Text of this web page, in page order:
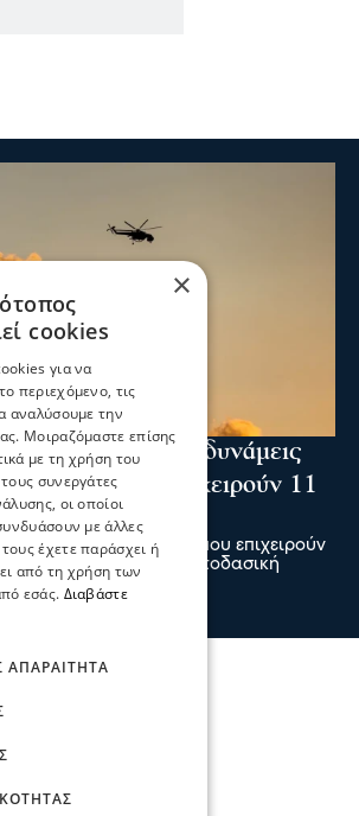
πυροσβεστικές δυνάμεις
Κορινθία - Επιχειρούν 11
δυνάμεις που επιχειρούν
έχει ξεσπάσει σε αγροτοδασική
Στεφάνι Κορίνθου.
×
cookies
για να
περιεχόμενο, τις
αναλύσουμε την
Μοιραζόμαστε επίσης
με τη χρήση του
συνεργάτες
οι οποίοι
με άλλες
έχετε παράσχει ή
από τη χρήση των
εσάς. Διαβάστε
ΑΠΑΡΑΊΤΗΤΑ